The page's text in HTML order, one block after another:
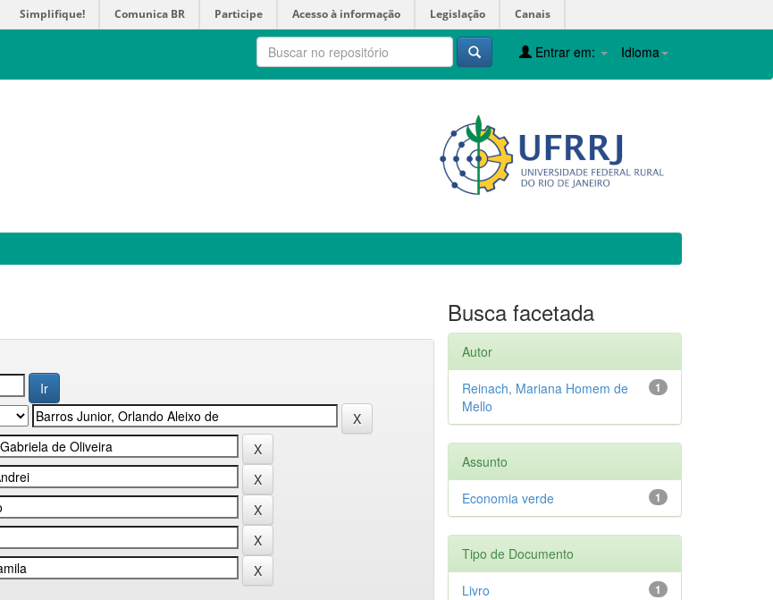
Simplifique! Comunica BR Participe Acesso à informação Legislação Canais
Idioma
Entrar em:
Busca facetada
Autor
1
Reinach, Mariana Homem de
Mello
Assunto
1
Economia verde
Tipo de Documento
1
Livro